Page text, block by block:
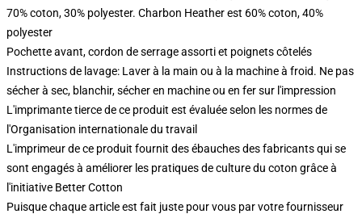
70% coton, 30% polyester. Charbon Heather est 60% coton, 40%
polyester
Pochette avant, cordon de serrage assorti et poignets côtelés
Instructions de lavage: Laver à la main ou à la machine à froid. Ne pas
sécher à sec, blanchir, sécher en machine ou en fer sur l'impression
L'imprimante tierce de ce produit est évaluée selon les normes de
l'Organisation internationale du travail
L'imprimeur de ce produit fournit des ébauches des fabricants qui se
sont engagés à améliorer les pratiques de culture du coton grâce à
l'initiative Better Cotton
Puisque chaque article est fait juste pour vous par votre fournisseur